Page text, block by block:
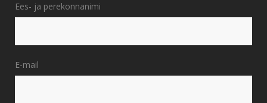
Ees- ja perekonnanimi
E-mail